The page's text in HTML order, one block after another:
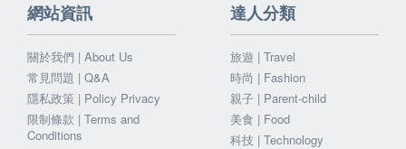
網站資訊
關於我們 | About Us
常見問題 | Q&A
隱私政策 | Policy Privacy
限制條款 | Terms and
Conditions
達人分類
旅遊 | Travel
時尚 | Fashion
親子 | Parent-child
美食 | Food
科技 | Technology